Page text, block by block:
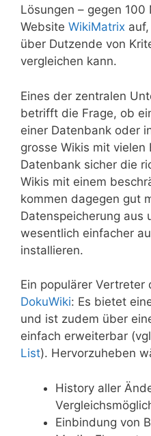
Lösungen – gegen
Website WikiMatrix
über Dutzende von
vergleichen kann.
Eines der zentralen
betrifft die Frage, ob
einer Datenbank oder
grosse Wikis mit vielen
Datenbank sicher die
Wikis mit einem
kommen dagegen gut
Datenspeicherung aus
wesentlich einfacher
installieren.
Ein populärer
DokuWiki: Es bietet
und ist zudem über
einfach erweiterbar
List). Hervorzuheben
History aller
Einbindung von